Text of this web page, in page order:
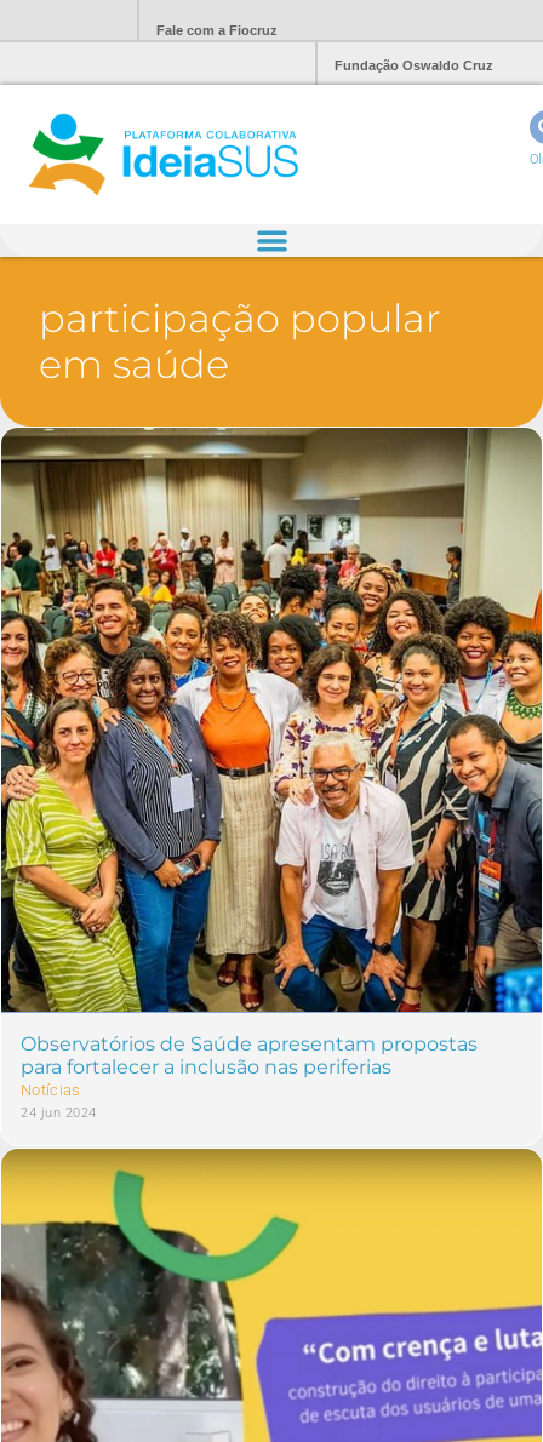
Fale com a Fiocruz
Fundação Oswaldo Cruz
participação popular
em saúde
Observatórios de Saúde apresentam propostas
para fortalecer a inclusão nas periferias
Notícias
24 jun 2024